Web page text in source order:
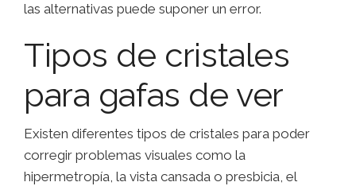
las alternativas puede suponer un error.
Tipos de cristales
para gafas de ver
Existen diferentes tipos de cristales para poder
corregir problemas visuales como la
hipermetropía, la vista cansada o presbicia, el